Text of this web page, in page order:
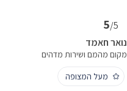
5/5
נואר חאמד
מקום מהמם ושירות מדהים
מעל המצופה